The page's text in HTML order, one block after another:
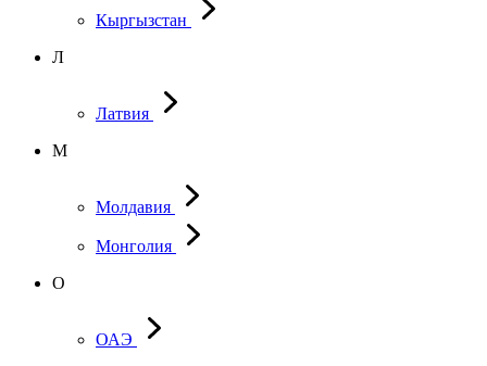
Кыргызстан
Л
Латвия
М
Молдавия
Монголия
О
ОАЭ